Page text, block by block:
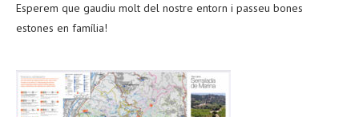
Esperem que gaudiu molt del nostre entorn i passeu bones
estones en família!